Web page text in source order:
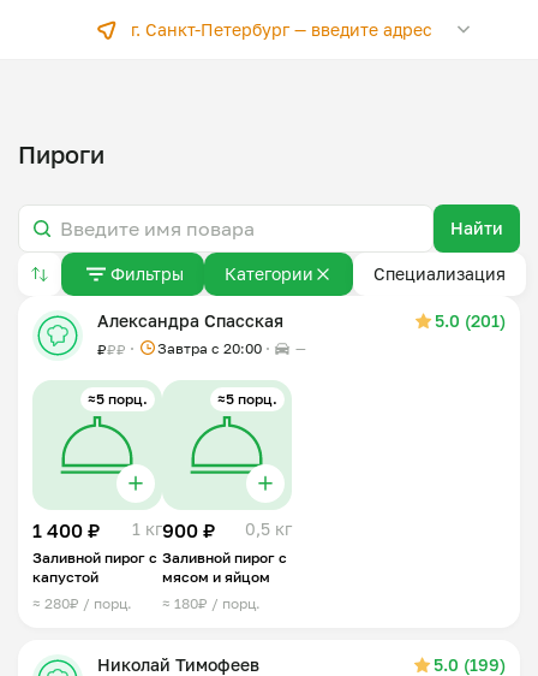
г. Санкт-Петербург —введите адрес
Пироги
Найти
Фильтры Категории Специализация
Александра Спасская 5.0 (201)
₽₽₽ Завтра c 20:00 —
≈5 порц.
1 400 ₽ 1 кг
Заливной пирог с
капустой
≈ 280₽ / порц.
≈5 порц.
900 ₽ 0,5 кг
Заливной пирог с
мясом и яйцом
≈ 180₽ / порц.
Николай Тимофеев 5.0 (199)